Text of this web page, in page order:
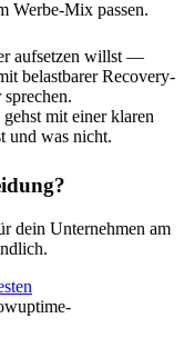
Werbe-Mix passen.
aufsetzen willst —
belastbarer Recovery-
mit einer klaren
und was nicht.
dein Unternehmen am
uptime-